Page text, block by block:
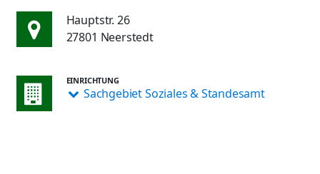
Hauptstr. 26
27801 Neerstedt
EINRICHTUNG
Sachgebiet Soziales & Standesamt